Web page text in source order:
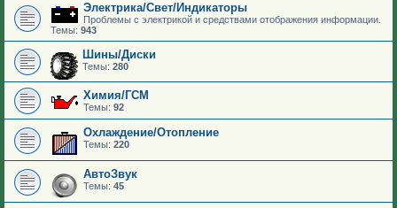
Электрика/Свет/Индикаторы
Проблемы с электрикой и средствами отображения информации.
Темы: 943
Шины/Диски
Темы: 280
Химия/ГСМ
Темы: 92
Охлаждение/Отопление
Темы: 220
АвтоЗвук
Темы: 45